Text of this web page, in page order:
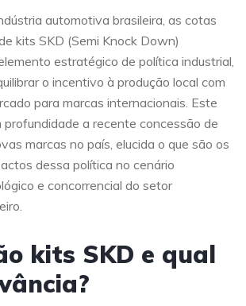
automotiva brasileira, as cotas
kits SKD (Semi Knock Down)
estratégico de política industrial,
o incentivo à produção local com
para marcas internacionais. Este
a recente concessão de
marcas no país, elucida o que são os
dessa política no cenário
e concorrencial do setor
kits SKD e qual